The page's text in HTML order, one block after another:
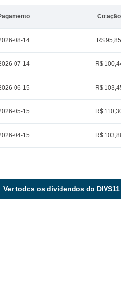
Cotação
08-14 R$ 95,85
07-14 R$
06-15 R$
05-15 R$
04-15 R$
Vertodos os dividendos do DIVS11